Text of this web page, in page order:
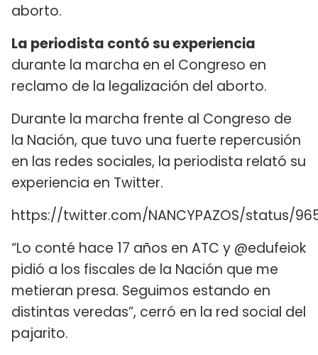
aborto.
La periodista contó su experiencia
durante la marcha en el Congreso en
reclamo de la legalización del aborto.
Durante la marcha frente al Congreso de
la Nación, que tuvo una fuerte repercusión
en las redes sociales, la periodista relató su
experiencia en Twitter.
https://twitter.com/NANCYPAZOS/status/
“Lo conté hace 17 años en ATC y @edufeiok
pidió a los fiscales de la Nación que me
metieran presa. Seguimos estando en
distintas veredas”, cerró en la red social del
pajarito.